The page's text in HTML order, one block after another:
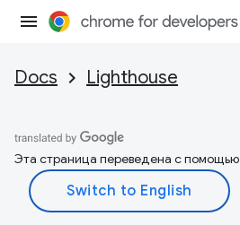
Docs Lighthouse
Эта страница переведена с помощью